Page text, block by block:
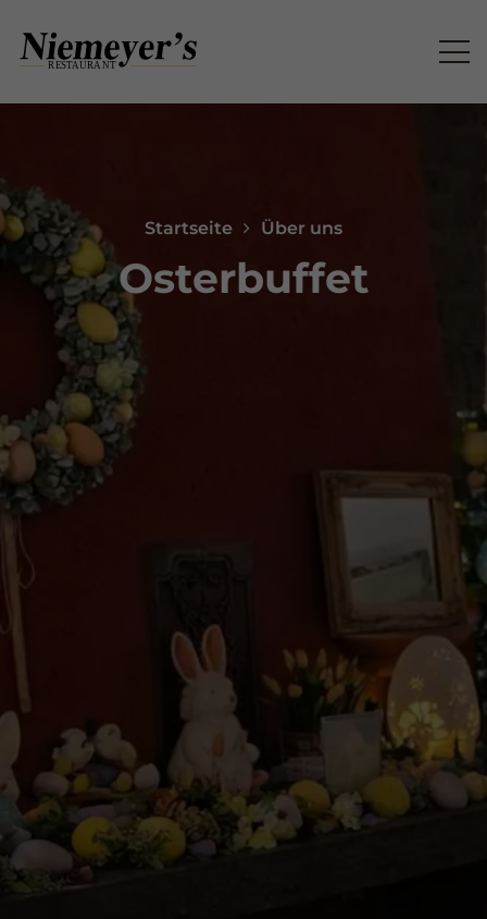
Startseite Über uns
Osterbuffet